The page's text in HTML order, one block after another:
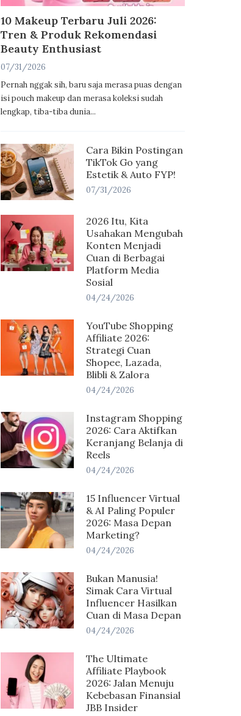
10 Makeup Terbaru Juli 2026:
Tren & Produk Rekomendasi
Beauty Enthusiast
07/31/2026
Pernah nggak sih, baru saja merasa puas dengan
isi pouch makeup dan merasa koleksi sudah
lengkap, tiba-tiba dunia...
Cara Bikin Postingan
TikTok Go yang
Estetik & Auto FYP!
07/31/2026
2026 Itu, Kita
Usahakan Mengubah
Konten Menjadi
Cuan di Berbagai
Platform Media
Sosial
04/24/2026
YouTube Shopping
Affiliate 2026:
Strategi Cuan
Shopee, Lazada,
Blibli & Zalora
04/24/2026
Instagram Shopping
2026: Cara Aktifkan
Keranjang Belanja di
Reels
04/24/2026
15 Influencer Virtual
& AI Paling Populer
2026: Masa Depan
Marketing?
04/24/2026
Bukan Manusia!
Simak Cara Virtual
Influencer Hasilkan
Cuan di Masa Depan
04/24/2026
The Ultimate
Affiliate Playbook
2026: Jalan Menuju
Kebebasan Finansial
JBB Insider